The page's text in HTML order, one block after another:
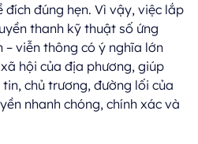
đúng hẹn. Vì vậy, việc lắp
thanh kỹ thuật số ứng
viễn thông có ý nghĩa lớn
hội của địa phương, giúp
chủ trương, đường lối của
nhanh chóng, chính xác và